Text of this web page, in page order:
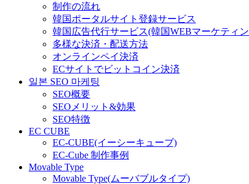
制作の流れ
韓国ポータルサイト登録サービス
韓国広告代行サービス(韓国WEBマーケティ
多様な決済・配送方法
オンラインペイ決済
ECサイトでビットコイン決済
일본 SEO 마케팅
SEO概要
SEOメリット&効果
SEO特徴
EC CUBE
EC-CUBE(イーシーキューブ)
EC-Cube 制作事例
Movable Type
Movable Type(ムーバブルタイプ)